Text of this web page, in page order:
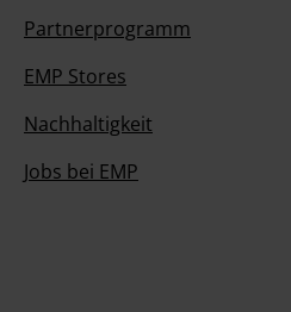
Partnerprogramm
EMP Stores
Nachhaltigkeit
Jobs bei EMP